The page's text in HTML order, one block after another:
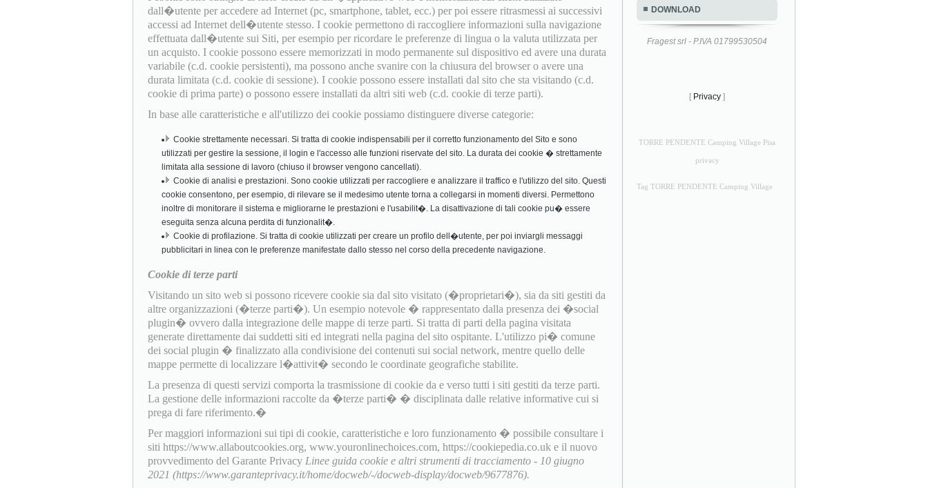
dall�utente per accedere ad Internet (pc, smartphone, tablet, ecc.) per poi essere ritrasmessi ai successivi
accessi ad Internet dell�utente stesso. I cookie permettono di raccogliere informazioni sulla navigazione
effettuata dall�utente sui Siti, per esempio per ricordare le preferenze di lingua o la valuta utilizzata per
un acquisto. I cookie possono essere memorizzati in modo permanente sul dispositivo ed avere una durata
variabile (c.d. cookie persistenti), ma possono anche svanire con la chiusura del browser o avere una
durata limitata (c.d. cookie di sessione). I cookie possono essere installati dal sito che sta visitando (c.d.
cookie di prima parte) o possono essere installati da altri siti web (c.d. cookie di terze parti).
In base alle caratteristiche e all'utilizzo dei cookie possiamo distinguere diverse categorie:
Cookie strettamente necessari. Si tratta di cookie indispensabili per il corretto funzionamento del Sito e sono
utilizzati per gestire la sessione, il login e l'accesso alle funzioni riservate del sito. La durata dei cookie � strettamente
limitata alla sessione di lavoro (chiuso il browser vengono cancellati).
Cookie di analisi e prestazioni. Sono cookie utilizzati per raccogliere e analizzare il traffico e l'utilizzo del sito. Questi
cookie consentono, per esempio, di rilevare se il medesimo utente torna a collegarsi in momenti diversi. Permettono
inoltre di monitorare il sistema e migliorarne le prestazioni e l'usabilit�. La disattivazione di tali cookie pu� essere
eseguita senza alcuna perdita di funzionalit�.
Cookie di profilazione. Si tratta di cookie utilizzati per creare un profilo dell�utente, per poi inviargli messaggi
pubblicitari in linea con le preferenze manifestate dallo stesso nel corso della precedente navigazione.
Cookie di terze parti
Visitando un sito web si possono ricevere cookie sia dal sito visitato (�proprietari�), sia da siti gestiti da
altre organizzazioni (�terze parti�). Un esempio notevole � rappresentato dalla presenza dei �social
plugin� ovvero dalla integrazione delle mappe di terze parti. Si tratta di parti della pagina visitata
generate direttamente dai suddetti siti ed integrati nella pagina del sito ospitante. L'utilizzo pi� comune
dei social plugin � finalizzato alla condivisione dei contenuti sui social network, mentre quello delle
mappe permette di localizzare l�attivit� secondo le coordinate geografiche stabilite.
La presenza di questi servizi comporta la trasmissione di cookie da e verso tutti i siti gestiti da terze parti.
La gestione delle informazioni raccolte da �terze parti� � disciplinata dalle relative informative cui si
prega di fare riferimento.�
Per maggiori informazioni sui tipi di cookie, caratteristiche e loro funzionamento � possibile consultare i
siti https://www.allaboutcookies.org, www.youronlinechoices.com, https://cookiepedia.co.uk e il nuovo
provvedimento del Garante Privacy Linee guida cookie e altri strumenti di tracciamento - 10 giugno
2021 (https://www.garanteprivacy.it/home/docweb/-/docweb-display/docweb/9677876).
DOWNLOAD
Fragest srl - P.IVA 01799530504
[ Privacy ]
TORRE PENDENTE Camping Village Pisa
privacy
Tag TORRE PENDENTE Camping Village